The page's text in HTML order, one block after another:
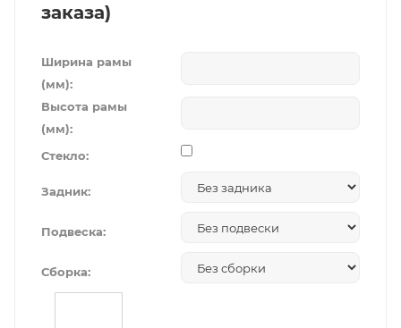
заказа)
Ширина рамы
(мм):
Высота рамы
(мм):
Стекло:
Задник:
Подвеска:
Сборка: